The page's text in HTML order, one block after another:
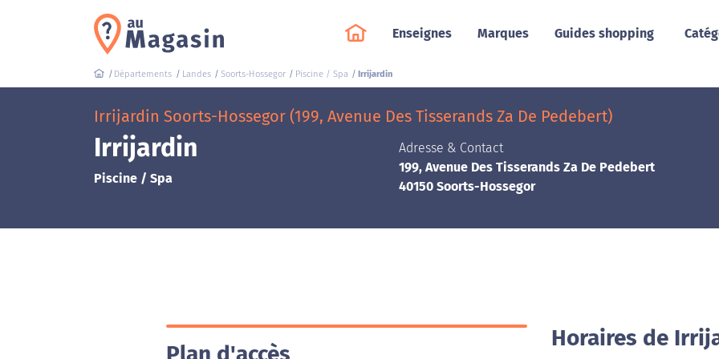
Enseignes Marques Guides shopping
Départements Landes Soorts-Hossegor Piscine / Spa Irrijardin
Irrijardin Soorts-Hossegor (199, Avenue Des Tisserands Za De Pedebert)
Irrijardin
Piscine / Spa
Adresse & Contact
199, Avenue Des Tisserands Za De Pedebert
40150 Soorts-Hossegor
Horaires de